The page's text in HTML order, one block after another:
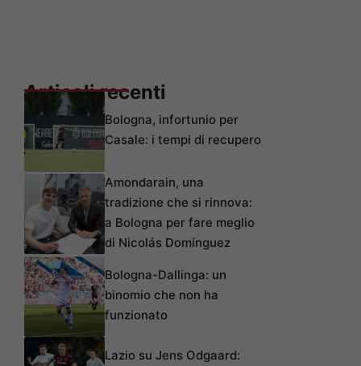
Articoli recenti
Bologna, infortunio per
Casale: i tempi di recupero
Amondarain, una
tradizione che si rinnova:
a Bologna per fare meglio
di Nicolás Domínguez
Bologna-Dallinga: un
binomio che non ha
funzionato
Lazio su Jens Odgaard: